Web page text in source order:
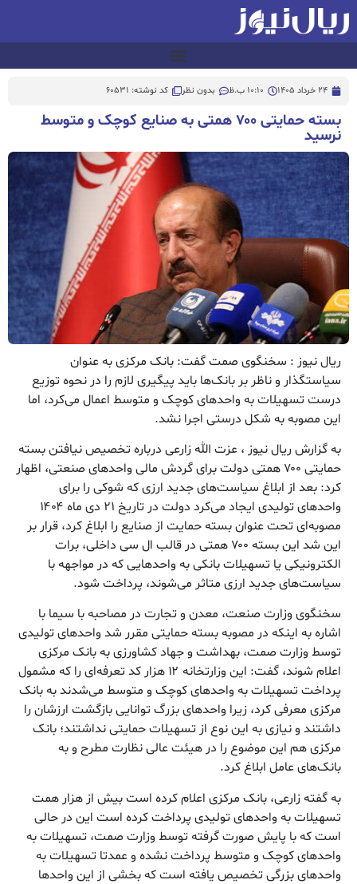
24 خرداد 1405 10:10 ب.ظ بدون نظر کد نوشته: 60531
بسته حمایتی ۷۰۰ همتی به صنایع کوچک و متوسط
نرسید
ریال نیوز : سخنگوی صمت گفت: بانک مرکزی به عنوان
سیاستگذار و ناظر بر بانک‌ها باید پیگیری لازم را در نحوه توزیع
درست تسهیلات به واحدهای کوچک و متوسط اعمال می‌کرد، اما
این مصوبه به شکل درستی اجرا نشد.
به گزارش ریال نیوز ، عزت الله زارعی درباره تخصیص نیافتن بسته
حمایتی ۷۰۰ همتی دولت برای گردش مالی واحدهای صنعتی، اظهار
کرد: بعد از ابلاغ سیاست‌های جدید ارزی که شوکی را برای
واحدهای تولیدی ایجاد می‌کرد دولت در تاریخ ۲۱ دی ماه ۱۴۰۴
مصوبه‌ای تحت عنوان بسته حمایت از صنایع را ابلاغ کرد، قرار بر
این شد این بسته ۷۰۰ همتی در قالب ال سی داخلی، برات
الکترونیکی یا تسهیلات بانکی به واحدهایی که در مواجهه با
سیاست‌های جدید ارزی متاثر می‌شوند، پرداخت شود.
سخنگوی وزارت صنعت، معدن و تجارت در مصاحبه با سیما با
اشاره به اینکه در مصوبه بسته حمایتی مقرر شد واحدهای تولیدی
توسط وزارت صمت، بهداشت و جهاد کشاورزی به بانک مرکزی
اعلام شوند، گفت: این وزارتخانه ۱۲ هزار کد تعرفه‌ای را که مشمول
پرداخت تسهیلات به واحدهای کوچک و متوسط می‌شدند به بانک
مرکزی معرفی کرد، زیرا واحدهای بزرگ توانایی بازگشت ارزشان را
داشتند و نیازی به این نوع از تسهیلات حمایتی نداشتند؛ بانک
مرکزی هم این موضوع را در هیئت عالی نظارت مطرح و به
بانک‌های عامل ابلاغ کرد.
به گفته زارعی، بانک مرکزی اعلام کرده است بیش از هزار همت
تسهیلات به واحدهای تولیدی پرداخت کرده است این در حالی
است که با پایش صورت گرفته توسط وزارت صمت، تسهیلات به
واحدهای کوچک و متوسط پرداخت نشده و عمدتا تسهیلات به
واحدهای بزرگی تخصیص یافته است که بخشی از این واحدها